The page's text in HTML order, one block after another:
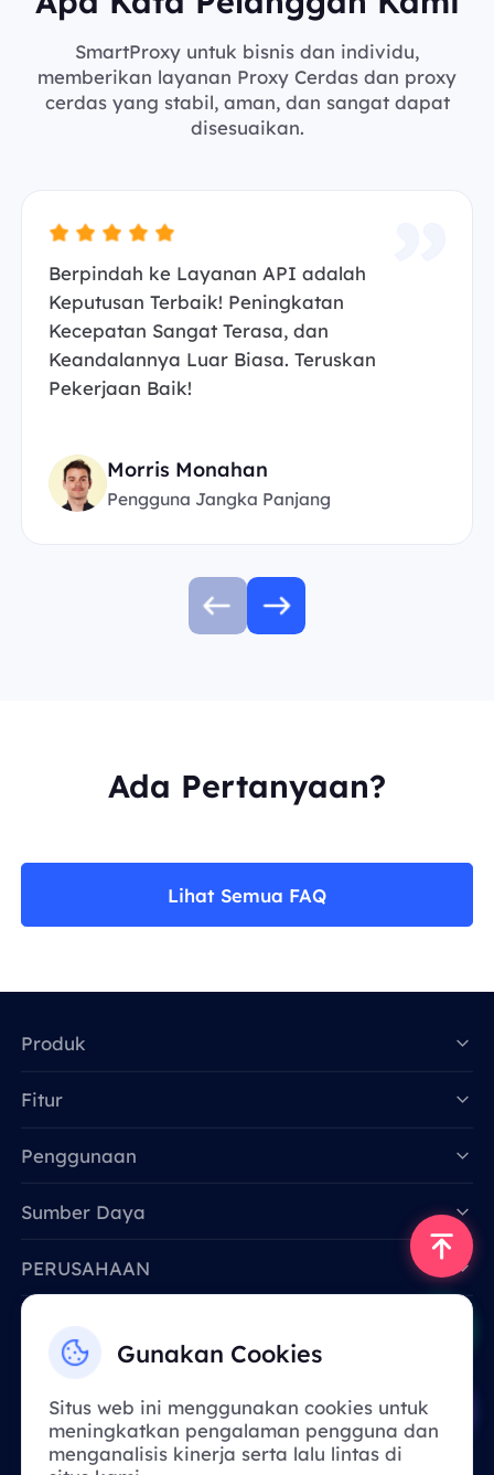
SmartProxy untuk bisnis dan individu,
memberikan layanan Proxy Cerdas dan proxy
cerdas yang stabil, aman, dan sangat dapat
disesuaikan.
Berpindah ke Layanan API adalah
Keputusan Terbaik! Peningkatan
Kecepatan Sangat Terasa, dan
Keandalannya Luar Biasa. Teruskan
Pekerjaan Baik!
Morris Monahan
Pengguna Jangka Panjang
Ada Pertanyaan?
Lihat Semua FAQ
Gunakan Cookies
Situs web ini menggunakan cookies untuk
meningkatkan pengalaman pengguna dan
menganalisis kinerja serta lalu lintas di
Produk
Fitur
Penggunaan
Sumber Daya
PERUSAHAAN
Email: support@smartproxy.org
Indonesia